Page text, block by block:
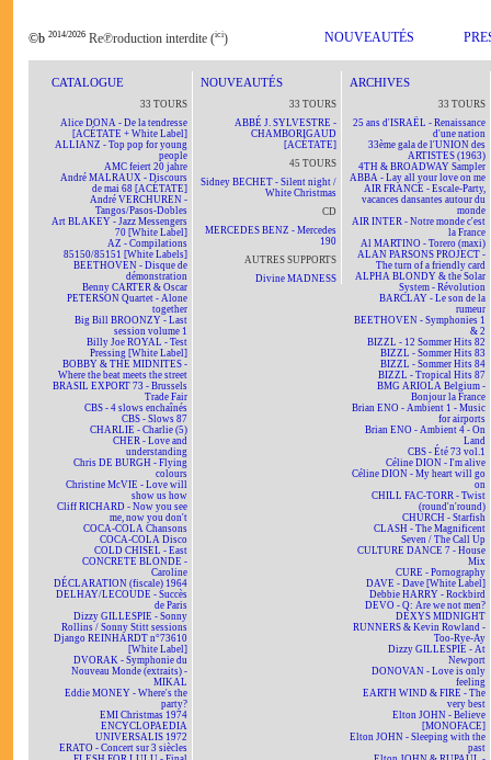
©b 2014/2026 Re℗roduction interdite (ici) NOUVEAUTÉS
CATALOGUE
33 TOURS
Alice DONA - De la tendresse
[ACÉTATE + White Label]
ALLIANZ - Top pop for young
people
AMC feiert 20 jahre
André MALRAUX - Discours
de mai 68 [ACÉTATE]
André VERCHUREN -
Tangos/Pasos-Dobles
Art BLAKEY - Jazz Messengers
70 [White Label]
AZ - Compilations
85150/85151 [White Labels]
BEETHOVEN - Disque de
démonstration
Benny CARTER & Oscar
PETERSON Quartet - Alone
together
Big Bill BROONZY - Last
session volume 1
Billy Joe ROYAL - Test
Pressing [White Label]
BOBBY & THE MIDNITES -
Where the beat meets the street
BRASIL EXPORT 73 - Brussels
Trade Fair
CBS - 4 slows enchaînés
CBS - Slows 87
CHARLIE - Charlie (5)
CHER - Love and
understanding
Chris DE BURGH - Flying
colours
Christine McVIE - Love will
show us how
Cliff RICHARD - Now you see
me, now you don't
COCA-COLA Chansons
COCA-COLA Disco
COLD CHISEL - East
CONCRETE BLONDE -
Caroline
DÉCLARATION (fiscale) 1964
DELHAY/LECOUDE - Succès
de Paris
Dizzy GILLESPIE - Sonny
Rollins / Sonny Stitt sessions
Django REINHARDT n°73610
[White Label]
DVORAK - Symphonie du
Nouveau Monde (extraits) -
MIKAL
Eddie MONEY - Where's the
party?
EMI Christmas 1974
ENCYCLOPAEDIA
UNIVERSALIS 1972
ERATO - Concert sur 3 siècles
NOUVEAUTÉS
33 TOURS
ABBÉ J. SYLVESTRE -
CHAMBORIGAUD
[ACÉTATE]
45 TOURS
Sidney BECHET - Silent night /
White Christmas
CD
MERCEDES BENZ - Mercedes
190
AUTRES SUPPORTS
Divine MADNESS
ARCHIVES
33 TOURS
25 ans d'ISRAËL - Renaissance
d'une nation
33ème gala de l'UNION des
ARTISTES (1963)
4TH & BROADWAY Sampler
ABBA - Lay all your love on me
AIR FRANCE - Escale-Party,
vacances dansantes autour du
monde
AIR INTER - Notre monde c'est
la France
Al MARTINO - Torero (maxi)
ALAN PARSONS PROJECT -
The turn of a friendly card
ALPHA BLONDY & the Solar
System - Révolution
BARCLAY - Le son de la
rumeur
BEETHOVEN - Symphonies 1
& 2
BIZZL - 12 Sommer Hits 82
BIZZL - Sommer Hits 83
BIZZL - Sommer Hits 84
BIZZL - Tropical Hits 87
BMG ARIOLA Belgium -
Bonjour la France
Brian ENO - Ambient 1 - Music
for airports
Brian ENO - Ambient 4 - On
Land
CBS - Été 73 vol.1
Céline DION - I'm alive
Céline DION - My heart will go
on
CHILL FAC-TORR - Twist
(round'n'round)
CHURCH - Starfish
CLASH - The Magnificent
Seven / The Call Up
CULTURE DANCE 7 - House
Mix
CURE - Pornography
DAVE - Dave [White Label]
Debbie HARRY - Rockbird
DEVO - Q: Are we not men?
DEXYS MIDNIGHT
RUNNERS & Kevin Rowland -
Too-Rye-Ay
Dizzy GILLESPIE - At
Newport
DONOVAN - Love is only
feeling
EARTH WIND & FIRE - The
very best
Elton JOHN - Believe
[MONOFACE]
Elton JOHN - Sleeping with the
past